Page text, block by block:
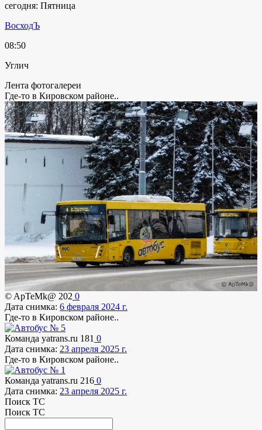
сегодня: Пятница
ВосходЪ
08:50
Углич
Лента фотогалереи
Где-то в Кировском районе..
© ApTeMk@ 202 0
Дата снимка: 6 февраля 2024 г.
Где-то в Кировском районе..
Команда yatrans.ru 181 0
Дата снимка: 23 апреля 2025 г.
Где-то в Кировском районе..
Команда yatrans.ru 216 0
Дата снимка: 23 апреля 2025 г.
Поиск ТС
Поиск ТС